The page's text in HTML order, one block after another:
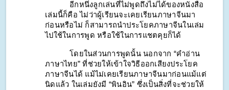
อีกหนึ่งลูกเล่นที่ไม่พูดถึงไม่ได้ของหนังสือ
เล่มนี้ก็คือ ไม่ว่าผู้เรียนจะเคยเรียนภาษาจีนมา
ก่อนหรือไม่ ก็สามารถนำประโยคภาษาจีนในเล่ม
ไปใช้ในการพูด หรือใช้ในการแชตคุยก็ได้
โดยในส่วนการพูดนั้น นอกจาก “คำอ่าน
ภาษาไทย” ที่ช่วยให้เข้าใจวิธีออกเสียงประโยค
ภาษาจีนได้ แม้ไม่เคยเรียนภาษาจีนมาก่อนแม้แต่
นิดแล้ว ในเล่มยังมี “พินอิน” ซึ่งเป็นสิ่งที่จะช่วยให้